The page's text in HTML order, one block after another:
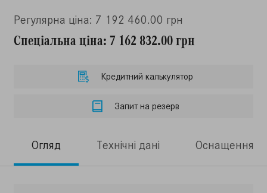
Регулярна ціна: 7 192 460.00 грн
Спеціальна ціна: 7 162 832.00 грн
Кредитний калькулятор
Запит на резерв
Огляд Технічні дані Оснащення